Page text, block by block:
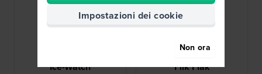
Ice-Watch Flik Flak
Impostazioni dei cookie
Non ora